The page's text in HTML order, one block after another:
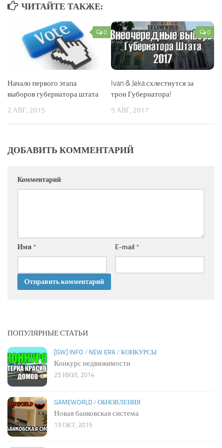
ЧИТАЙТЕ ТАКЖЕ:
0
Начало первого этапа
выборов губернатора штата
2 АВГ, 2015
0
Ivan & Jeka схлестнутся за
трон Губернатора!
5 АВГ, 2017
ДОБАВИТЬ КОММЕНТАРИЙ
Комментарий
Имя * E-mail *
ПОПУЛЯРНЫЕ СТАТЬИ
[GW] INFO / NEW ERA / КОНКУРСЫ
Конкурс недвижимости
25 ИЮЛ, 2014
GAMEWORLD / ОБНОВЛЕНИЯ
Новая банковская система
13 ОКТ, 2015